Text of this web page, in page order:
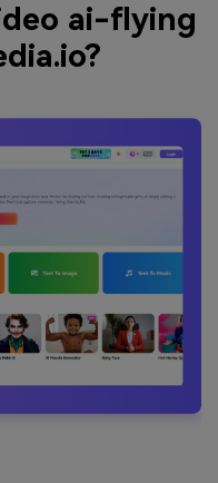
ai-flying